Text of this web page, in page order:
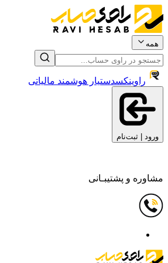
همه
راوینکسدستیار هوشمند مالیاتی
ورود | ثبت‌نام
مشاوره و پشتیبـانی